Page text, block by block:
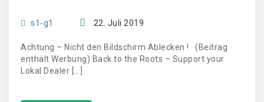
s1-g1 22. Juli 2019
Achtung – Nicht den Bildschirm Ablecken ! (Beitrag
enthält Werbung) Back to the Roots – Support your
Lokal Dealer […]